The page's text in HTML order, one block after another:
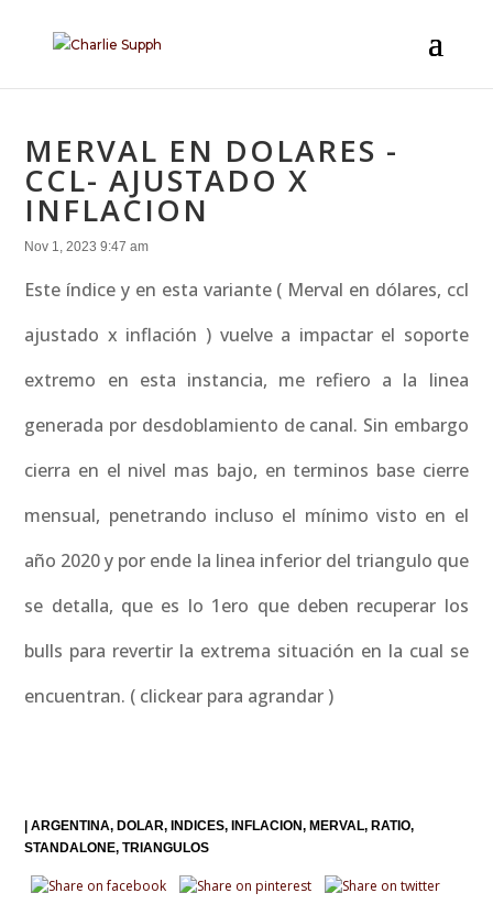
MERVAL EN DOLARES -
CCL- AJUSTADO X
INFLACION
Nov 1, 2023 9:47 am
Este índice y en esta variante ( Merval en dólares, ccl
ajustado x inflación ) vuelve a impactar el soporte
extremo en esta instancia, me refiero a la linea
generada por desdoblamiento de canal. Sin embargo
cierra en el nivel mas bajo, en terminos base cierre
mensual, penetrando incluso el mínimo visto en el
año 2020 y por ende la linea inferior del triangulo que
se detalla, que es lo 1ero que deben recuperar los
bulls para revertir la extrema situación en la cual se
encuentran. ( clickear para agrandar )
|ARGENTINA DOLAR INDICES INFLACION MERVAL RATIO
STANDALONE TRIANGULOS